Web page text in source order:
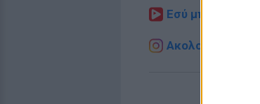
Εσύ μπήκες στο
Ακολουθήστε